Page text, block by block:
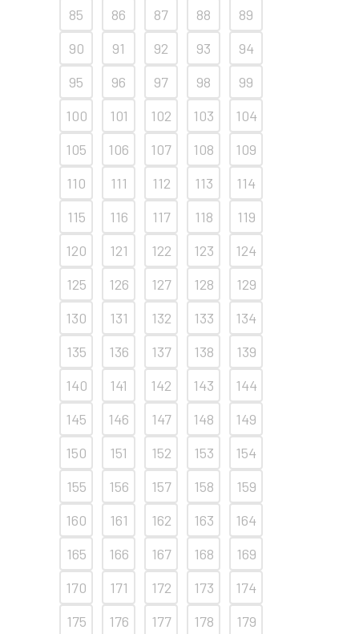
85
86 87 88
89
90
91 92 93
94
95
96 97 98
99
100
101 102 103
104
105
106 107 108
109
110
111 112 113
114
115
116 117 118
119
120
121 122 123
124
125
126 127 128
129
130
131 132 133
134
135
136 137 138
139
140
141 142 143
144
145
146 147 148
149
150
151 152 153
154
155
156 157 158
159
160
161 162 163
164
165
166 167 168
169
170
171 172 173
174
175
176 177 178
179